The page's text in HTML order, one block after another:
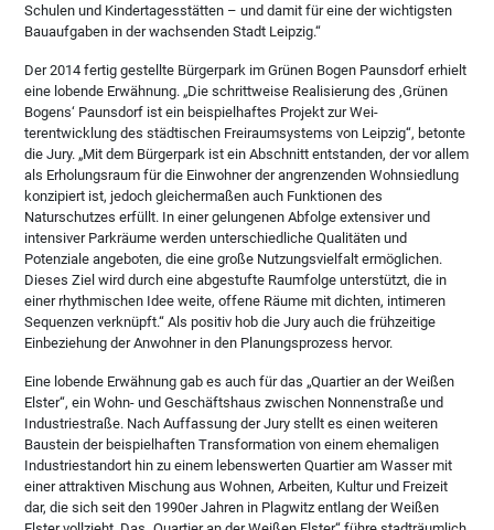
Schulen und Kindertagesstätten – und damit für eine der wichtigsten
Bauaufgaben in der wachsenden Stadt Leipzig.“
Der 2014 fertig gestellte Bürgerpark im Grünen Bogen Paunsdorf erhielt
eine lobende Erwähnung. „Die schrittweise Realisierung des ‚Grünen
Bogens‘ Paunsdorf ist ein beispielhaftes Projekt zur Wei-
terentwicklung des städtischen Freiraumsystems von Leipzig“, betonte
die Jury. „Mit dem Bürgerpark ist ein Abschnitt entstanden, der vor allem
als Erholungsraum für die Einwohner der angrenzenden Wohnsiedlung
konzipiert ist, jedoch gleichermaßen auch Funktionen des
Naturschutzes erfüllt. In einer gelungenen Abfolge extensiver und
intensiver Parkräume werden unterschiedliche Qualitäten und
Potenziale angeboten, die eine große Nutzungsvielfalt ermöglichen.
Dieses Ziel wird durch eine abgestufte Raumfolge unterstützt, die in
einer rhythmischen Idee weite, offene Räume mit dichten, intimeren
Sequenzen verknüpft.“ Als positiv hob die Jury auch die frühzeitige
Einbeziehung der Anwohner in den Planungsprozess hervor.
Eine lobende Erwähnung gab es auch für das „Quartier an der Weißen
Elster“, ein Wohn- und Geschäftshaus zwischen Nonnenstraße und
Industriestraße. Nach Auffassung der Jury stellt es einen weiteren
Baustein der beispielhaften Transformation von einem ehemaligen
Industriestandort hin zu einem lebenswerten Quartier am Wasser mit
einer attraktiven Mischung aus Wohnen, Arbeiten, Kultur und Freizeit
dar, die sich seit den 1990er Jahren in Plagwitz entlang der Weißen